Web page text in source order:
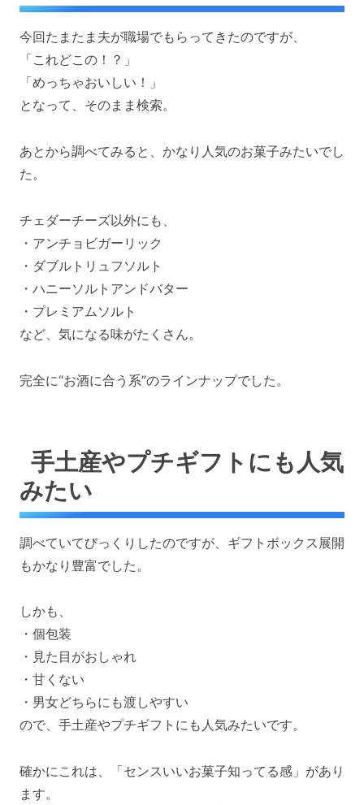
今回たまたま夫が職場でもらってきたのですが、
「これどこの！？」
「めっちゃおいしい！」
となって、そのまま検索。
あとから調べてみると、かなり人気のお菓子みたいでし
た。
チェダーチーズ以外にも、
・アンチョビガーリック
・ダブルトリュフソルト
・ハニーソルトアンドバター
・プレミアムソルト
など、気になる味がたくさん。
完全に“お酒に合う系”のラインナップでした。
手土産やプチギフトにも人気
みたい
調べていてびっくりしたのですが、ギフトボックス展開
もかなり豊富でした。
しかも、
・個包装
・見た目がおしゃれ
・甘くない
・男女どちらにも渡しやすい
ので、手土産やプチギフトにも人気みたいです。
確かにこれは、「センスいいお菓子知ってる感」があり
ます。